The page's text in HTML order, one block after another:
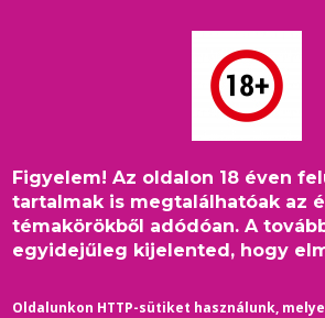
Figyelem! Az oldalon 18 éven
tartalmak is megtalálhatóak az
témakörökből adódóan. A
egyidejűleg kijelented, hogy
Oldalunkon HTTP-sütiket használunk,
Morzsa
Címlap /Zene / A legszebb és